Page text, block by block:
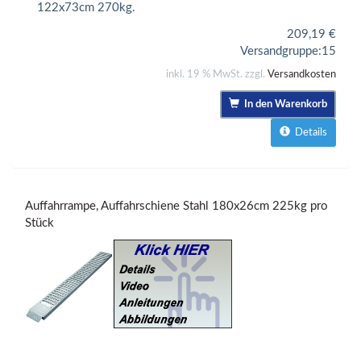
122x73cm 270kg.
209,19 €
Versandgruppe:15
inkl. 19 % MwSt. zzgl. Versandkosten
In den Warenkorb
Details
Auffahrrampe, Auffahrschiene Stahl 180x26cm 225kg pro
Stück